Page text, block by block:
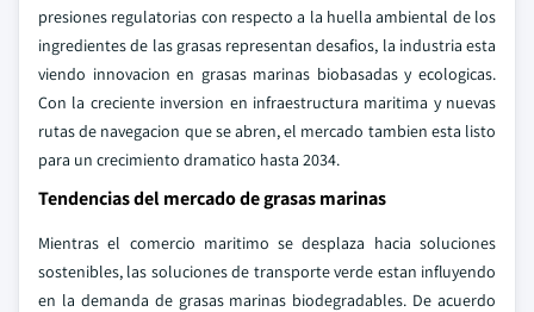
presiones regulatorias con respecto a la huella ambiental de los
ingredientes de las grasas representan desafios, la industria esta
viendo innovacion en grasas marinas biobasadas y ecologicas.
Con la creciente inversion en infraestructura maritima y nuevas
rutas de navegacion que se abren, el mercado tambien esta listo
para un crecimiento dramatico hasta 2034.
Tendencias del mercado de grasas marinas
Mientras el comercio maritimo se desplaza hacia soluciones
sostenibles, las soluciones de transporte verde estan influyendo
en la demanda de grasas marinas biodegradables. De acuerdo